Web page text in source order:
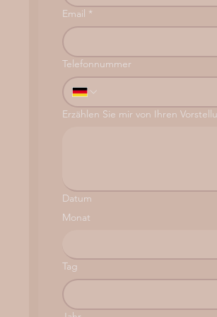
Email *
Telefonnummer
Erzählen Sie mir von Ihren
Datum
Monat
Tag